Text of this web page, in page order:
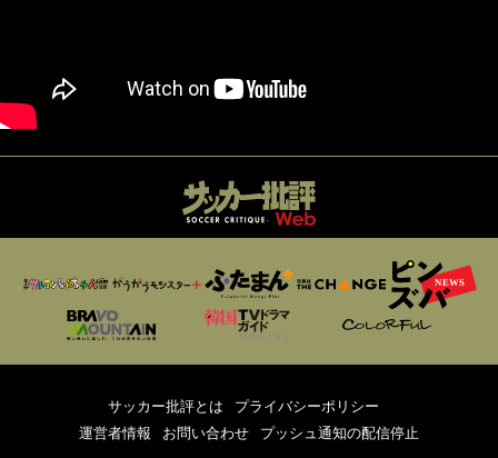
サッカー批評とは
プライバシーポリシー
運営者情報
お問い合わせ プッシュ通知の配信停止